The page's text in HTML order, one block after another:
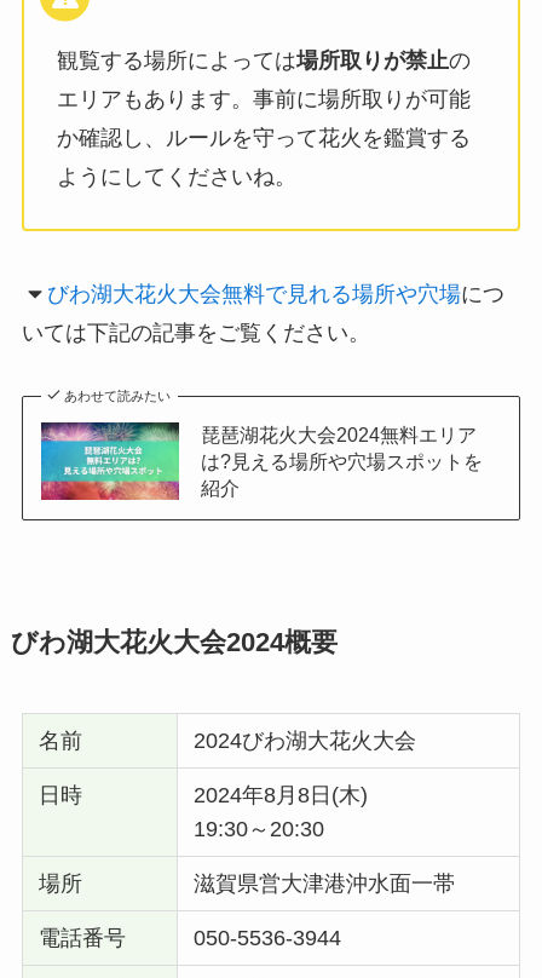
観覧する場所によっては場所取りが禁止の
エリアもあります。事前に場所取りが可能
か確認し、ルールを守って花火を鑑賞する
ようにしてくださいね。
びわ湖大花火大会無料で見れる場所や穴場につ
いては下記の記事をご覧ください。
あわせて読みたい
琵琶湖花火大会2024無料エリア
は?見える場所や穴場スポットを
紹介
びわ湖大花火大会2024概要
名前 2024びわ湖大花火大会
日時
2024年8月8日(木)
19:30～20:30
場所 滋賀県営大津港沖水面一帯
電話番号 050-5536-3944